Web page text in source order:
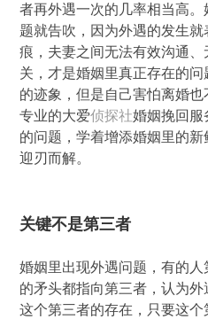
者再外遇一次的几率相当高
题就告吹，因为外遇的发生
痕，夫妻之间无法有效沟通
关，才是婚姻里真正存在的
的迹象，但是自己害怕离婚
专业的大爱侦探社婚姻挽回服
的问题，学着增添婚姻里的
迎刃而解。
关键不是第三者
婚姻里出现外遇问题，有的
的矛头都指向第三者，认为
这个第三者的存在，只要这